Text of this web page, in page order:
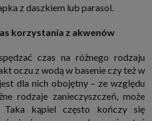
z daszkiem lub parasol.
korzystania z akwenów
czas na różnego rodzaju
oczu z wodą w basenie czy też w
dla nich obojętny – ze względu
rodzaje zanieczyszczeń, może
Taka kąpiel często kończy się